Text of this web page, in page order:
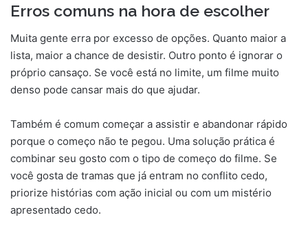
Erros comuns na hora de escolher
Muita gente erra por excesso de opções. Quanto maior a
lista, maior a chance de desistir. Outro ponto é ignorar o
próprio cansaço. Se você está no limite, um filme muito
denso pode cansar mais do que ajudar.
Também é comum começar a assistir e abandonar rápido
porque o começo não te pegou. Uma solução prática é
combinar seu gosto com o tipo de começo do filme. Se
você gosta de tramas que já entram no conflito cedo,
priorize histórias com ação inicial ou com um mistério
apresentado cedo.